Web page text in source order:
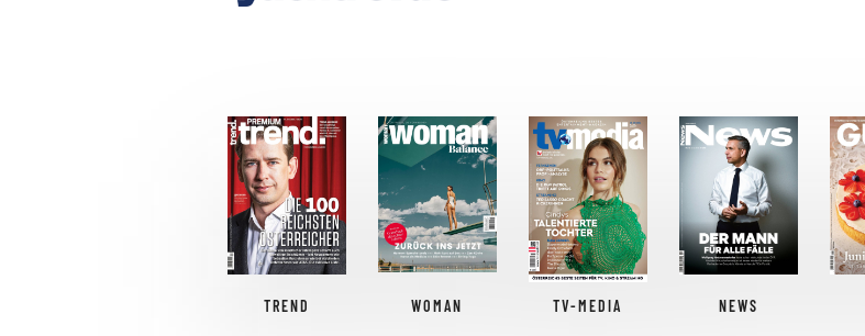
TREND WOMAN TV-MEDIA NEWS